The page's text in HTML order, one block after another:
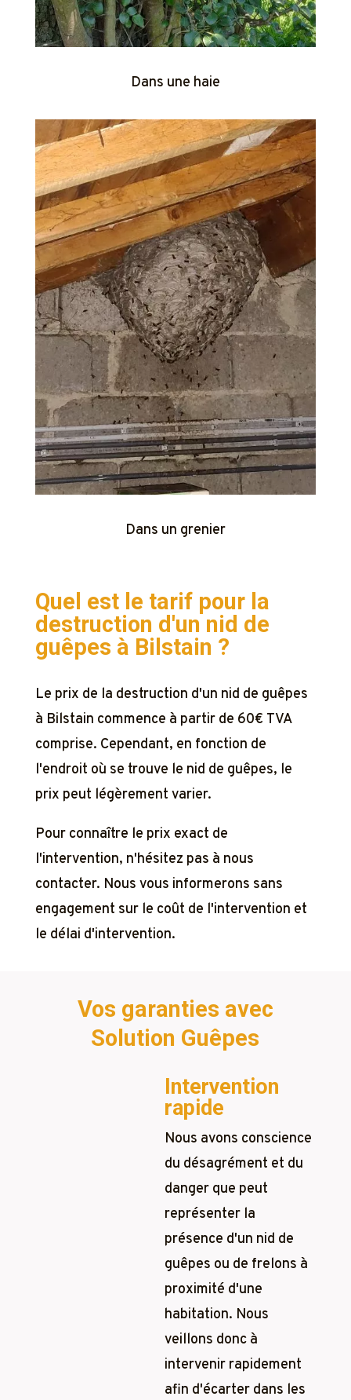
Dans une haie
Dans un grenier
Quel est le tarif pour la
destruction d'un nid de
guêpes à Bilstain ?
Le prix de la destruction d'un nid de guêpes
à Bilstain commence à partir de 60€ TVA
comprise. Cependant, en fonction de
l'endroit où se trouve le nid de guêpes, le
prix peut légèrement varier.
Pour connaître le prix exact de
l'intervention, n'hésitez pas à nous
contacter. Nous vous informerons sans
engagement sur le coût de l'intervention et
le délai d'intervention.
Vos garanties avec
Solution Guêpes
Intervention
rapide
Nous avons conscience
du désagrément et du
danger que peut
représenter la
présence d'un nid de
guêpes ou de frelons à
proximité d'une
habitation. Nous
veillons donc à
intervenir rapidement
afin d'écarter dans les